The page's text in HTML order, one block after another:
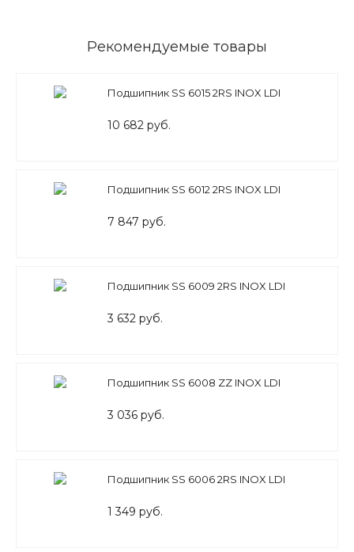
Рекомендуемые товары
Подшипник SS 6015 2RS INOX LDI
10 682 руб.
Подшипник SS 6012 2RS INOX LDI
7 847 руб.
Подшипник SS 6009 2RS INOX LDI
3 632 руб.
Подшипник SS 6008 ZZ INOX LDI
3 036 руб.
Подшипник SS 6006 2RS INOX LDI
1 349 руб.